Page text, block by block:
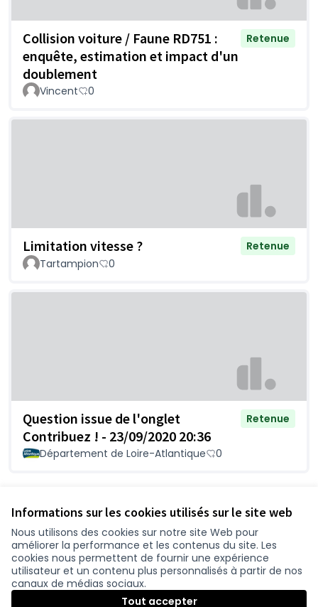
Informations sur les cookies utilisés sur le site web
Nous utilisons des cookies sur notre site Web pour
améliorer la performance et les contenus du site. Les
cookies nous permettent de fournir une expérience
utilisateur et un contenu plus personnalisés à partir de nos
canaux de médias sociaux.
Tout accepter
Collision voiture / Faune RD751 :
enquête, estimation et impact d'un
doublement
Retenue
Vincent 0
Limitation vitesse ?
Retenue
Tartampion
0
Question issue de l'onglet
Contribuez ! - 23/09/2020 20:36
Retenue
Département de Loire-Atlantique 0
Conditions d'utilisation
Paramètres des cookies
participer.loire-atlantique.fr sur Facebook
(Nouvelle fenêtre)
participer.loire-atlantique.fr sur Instagram
(Nouvelle fenêtre)
participer.loire-atlantique.fr sur YouTube
(Nouvelle fenêtre)